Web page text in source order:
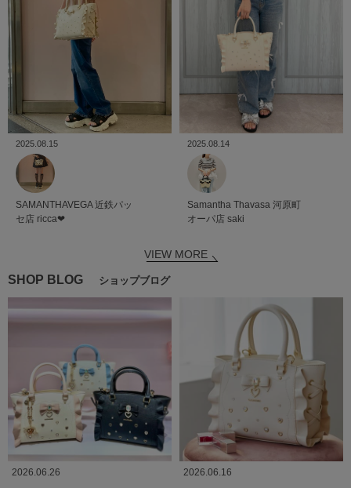
2025.08.15
SAMANTHAVEGA 近鉄パッ
セ店 ricca❤︎
2025.08.14
Samantha Thavasa 河原町
オーパ店 saki
VIEW MORE
SHOP BLOG ショップブログ
2026.06.26
2026.06.16